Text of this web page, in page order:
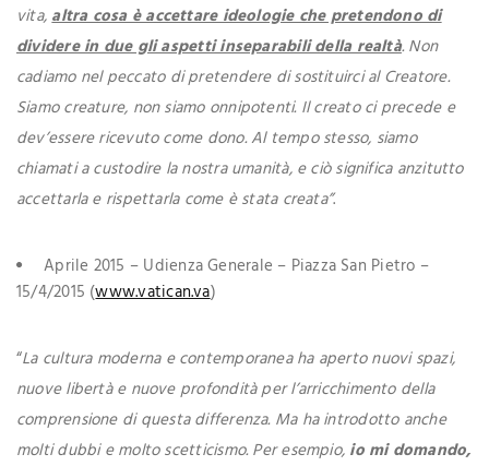
vita,altra cosa è accettare ideologie che pretendono di
dividere in due gli aspetti inseparabili della realtà. Non
cadiamo nel peccato di pretendere di sostituirci al Creatore.
Siamo creature, non siamo onnipotenti. Il creato ci precede e
dev’essere ricevuto come dono. Al tempo stesso, siamo
chiamati a custodire la nostra umanità, e ciò significa anzitutto
accettarla e rispettarla come è stata creata”.
Aprile 2015 – Udienza Generale – Piazza San Pietro –
15/4/2015 (www.vatican.va)
“La cultura moderna e contemporanea ha aperto nuovi spazi,
nuove libertà e nuove profondità per l’arricchimento della
comprensione di questa differenza. Ma ha introdotto anche
molti dubbi e molto scetticismo. Per esempio, io mi domando,